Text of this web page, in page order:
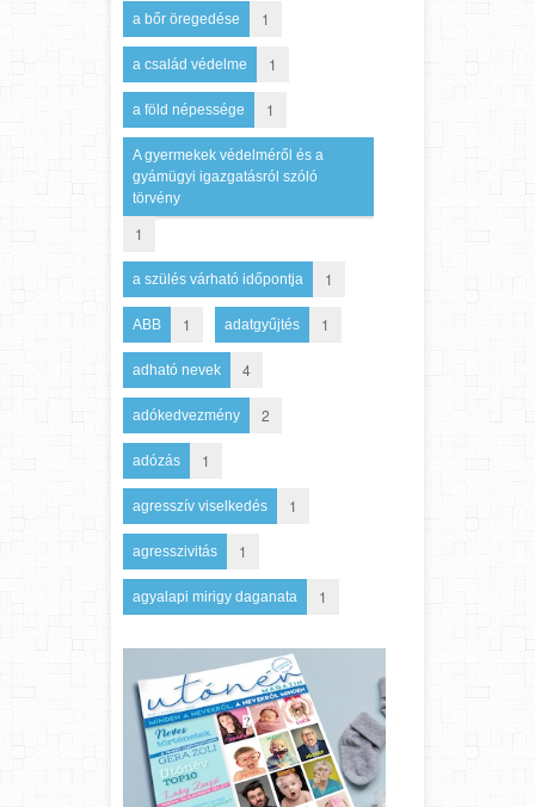
a bőr öregedése 1
a család védelme 1
a föld népessége 1
A gyermekek védelméről és a
gyámügyi igazgatásról szóló
törvény
1
a szülés várható időpontja 1
ABB 1 adatgyűjtés 1
adható nevek 4
adókedvezmény 2
adózás 1
agresszív viselkedés 1
agresszivitás 1
agyalapi mirigy daganata 1